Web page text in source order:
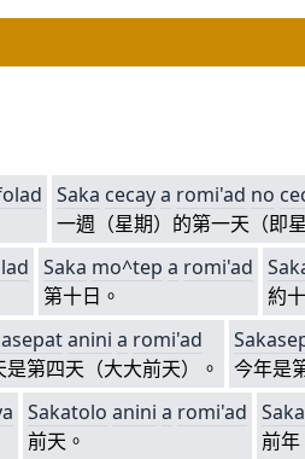
Saka cecaya romi'ad no
一週（星期）的第一天（即
Saka mo^tep a romi'ad
第十日。
約
anini a romi'ad
是第四天（大大前天）。
今年是
Sakatolo anini a romi'ad
前天。
Saka
前年